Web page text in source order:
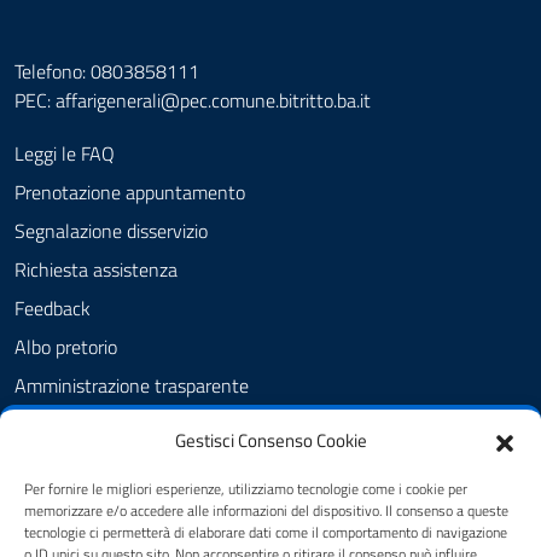
Gestisci Consenso Cookie
Per fornire le migliori esperienze, utilizziamo tecnologie come i cookie per
memorizzare e/o accedere alle informazioni del dispositivo. Il consenso a queste
tecnologie ci permetterà di elaborare dati come il comportamento di navigazione
Telefono: 0803858111
PEC:affarigenerali@pec.comune.bitritto.ba.it
Leggi le FAQ
Prenotazione appuntamento
Segnalazione disservizio
Richiesta assistenza
Feedback
Albo pretorio
Amministrazione trasparente
Dichiarazione di accessibilità
Note legali